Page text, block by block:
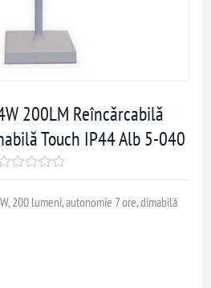
200LM Reîncărcabilă
Touch IP44 Alb 5-040
200 lumeni, autonomie 7 ore, dimabilă